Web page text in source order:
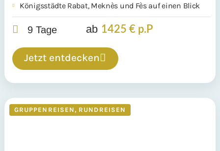
Königsstädte Rabat, Meknès und Fès auf einen Blick
9 Tage ab 1425 € p.P
Jetzt entdecken
GRUPPENREISEN, RUNDREISEN